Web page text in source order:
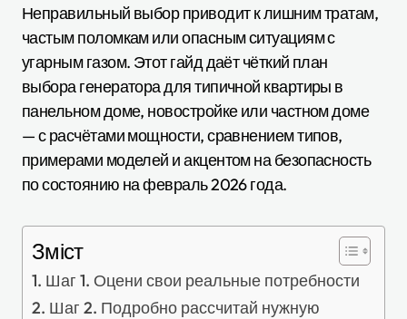
Неправильный выбор приводит к лишним тратам,
частым поломкам или опасным ситуациям с
угарным газом. Этот гайд даёт чёткий план
выбора генератора для типичной квартиры в
панельном доме, новостройке или частном доме
— с расчётами мощности, сравнением типов,
примерами моделей и акцентом на безопасность
по состоянию на февраль 2026 года.
Зміст
Шаг 1. Оцени свои реальные потребности
Шаг 2. Подробно рассчитай нужную